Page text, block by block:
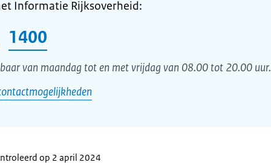
Informatie Rijksoverheid:
1400
van maandag tot en met vrijdag van 08.00 tot 20.00 uur.
op 2 april 2024